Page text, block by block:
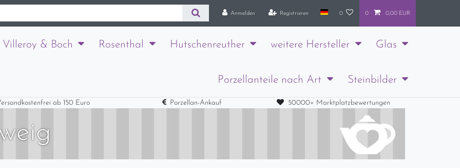
Anmelden Registrieren 0 0 0,00 EUR
Villeroy & Boch Rosenthal Hutschenreuther weitere Hersteller Glas
Porzellanteile nach Art Steinbilder
ab 150 Euro Porzellan-Ankauf 50000+ Marktplatzbewertungen